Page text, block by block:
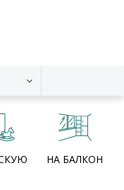
НА БАЛКОН